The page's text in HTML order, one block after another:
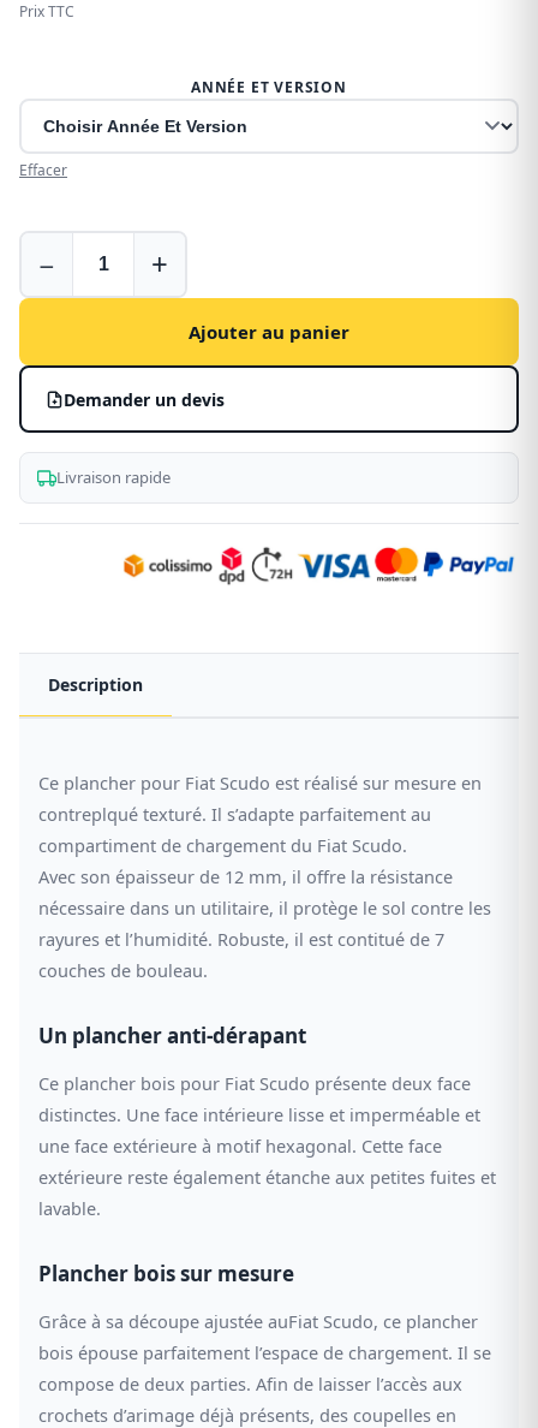
Prix TTC
ANNÉE ET VERSION
Effacer
bois
pour
Scudo
− +
Ajouter au panier
Demander un devis
Livraison rapide
Description
Ce plancher pour Fiat Scudo est réalisé sur mesure en
contreplqué texturé. Il s’adapte parfaitement au
compartiment de chargement du Fiat Scudo.
Avec son épaisseur de 12 mm, il offre la résistance
nécessaire dans un utilitaire, il protège le sol contre les
rayures et l’humidité. Robuste, il est contitué de 7
couches de bouleau.
Un plancher anti-dérapant
Ce plancher bois pour Fiat Scudo présente deux face
distinctes. Une face intérieure lisse et imperméable et
une face extérieure à motif hexagonal. Cette face
extérieure reste également étanche aux petites fuites et
lavable.
Plancher bois sur mesure
Grâce à sa découpe ajustée auFiat Scudo, ce plancher
bois épouse parfaitement l’espace de chargement. Il se
compose de deux parties. Afin de laisser l’accès aux
crochets d’arimage déjà présents, des coupelles en